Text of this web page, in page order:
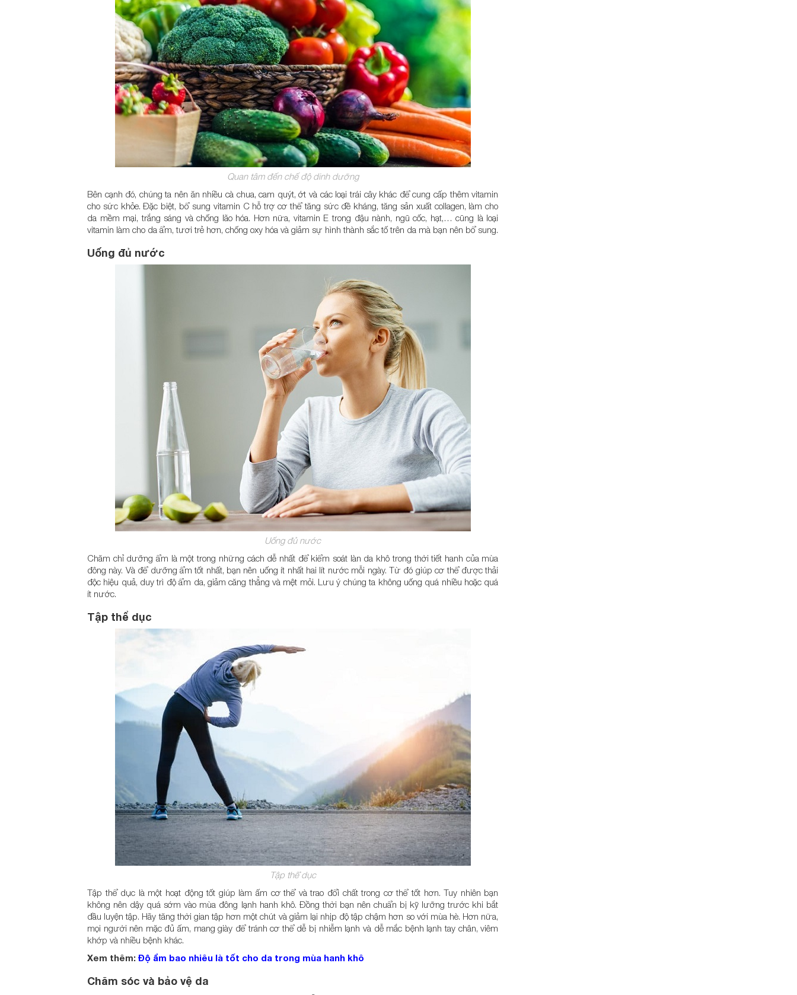
Quan tâm đến chế độ dinh dưỡng
Bên cạnh đó, chúng ta nên ăn nhiều cà chua, cam quýt, ớt và các loại trái cây khác để cung cấp thêm vitamin
cho sức khỏe. Đặc biệt, bổ sung vitamin C hỗ trợ cơ thể tăng sức đề kháng, tăng sản xuất collagen, làm cho
da mềm mại, trắng sáng và chống lão hóa. Hơn nữa, vitamin E trong đậu nành, ngũ cốc, hạt,… cũng là loại
vitamin làm cho da ẩm, tươi trẻ hơn, chống oxy hóa và giảm sự hình thành sắc tố trên da mà bạn nên bổ sung.
Uống đủ nước
Uống đủ nước
Chăm chỉ dưỡng ẩm là một trong những cách dễ nhất để kiểm soát làn da khô trong thời tiết hanh của mùa
đông này. Và để dưỡng ẩm tốt nhất, bạn nên uống ít nhất hai lít nước mỗi ngày. Từ đó giúp cơ thể được thải
độc hiệu quả, duy trì độ ẩm da, giảm căng thẳng và mệt mỏi. Lưu ý chúng ta không uống quá nhiều hoặc quá
ít nước.
Tập thể dục
Tập thể dục
Tập thể dục là một hoạt động tốt giúp làm ấm cơ thể và trao đổi chất trong cơ thể tốt hơn. Tuy nhiên bạn
không nên dậy quá sớm vào mùa đông lạnh hanh khô. Đồng thời bạn nên chuẩn bị kỹ lưỡng trước khi bắt
đầu luyện tập. Hãy tăng thời gian tập hơn một chút và giảm lại nhịp độ tập chậm hơn so với mùa hè. Hơn nữa,
mọi người nên mặc đủ ấm, mang giày để tránh cơ thể dễ bị nhiễm lạnh và dễ mắc bệnh lạnh tay chân, viêm
khớp và nhiều bệnh khác.
Xem thêm: Độ ẩm bao nhiêu là tốt cho da trong mùa hanh khô
Chăm sóc và bảo vệ da